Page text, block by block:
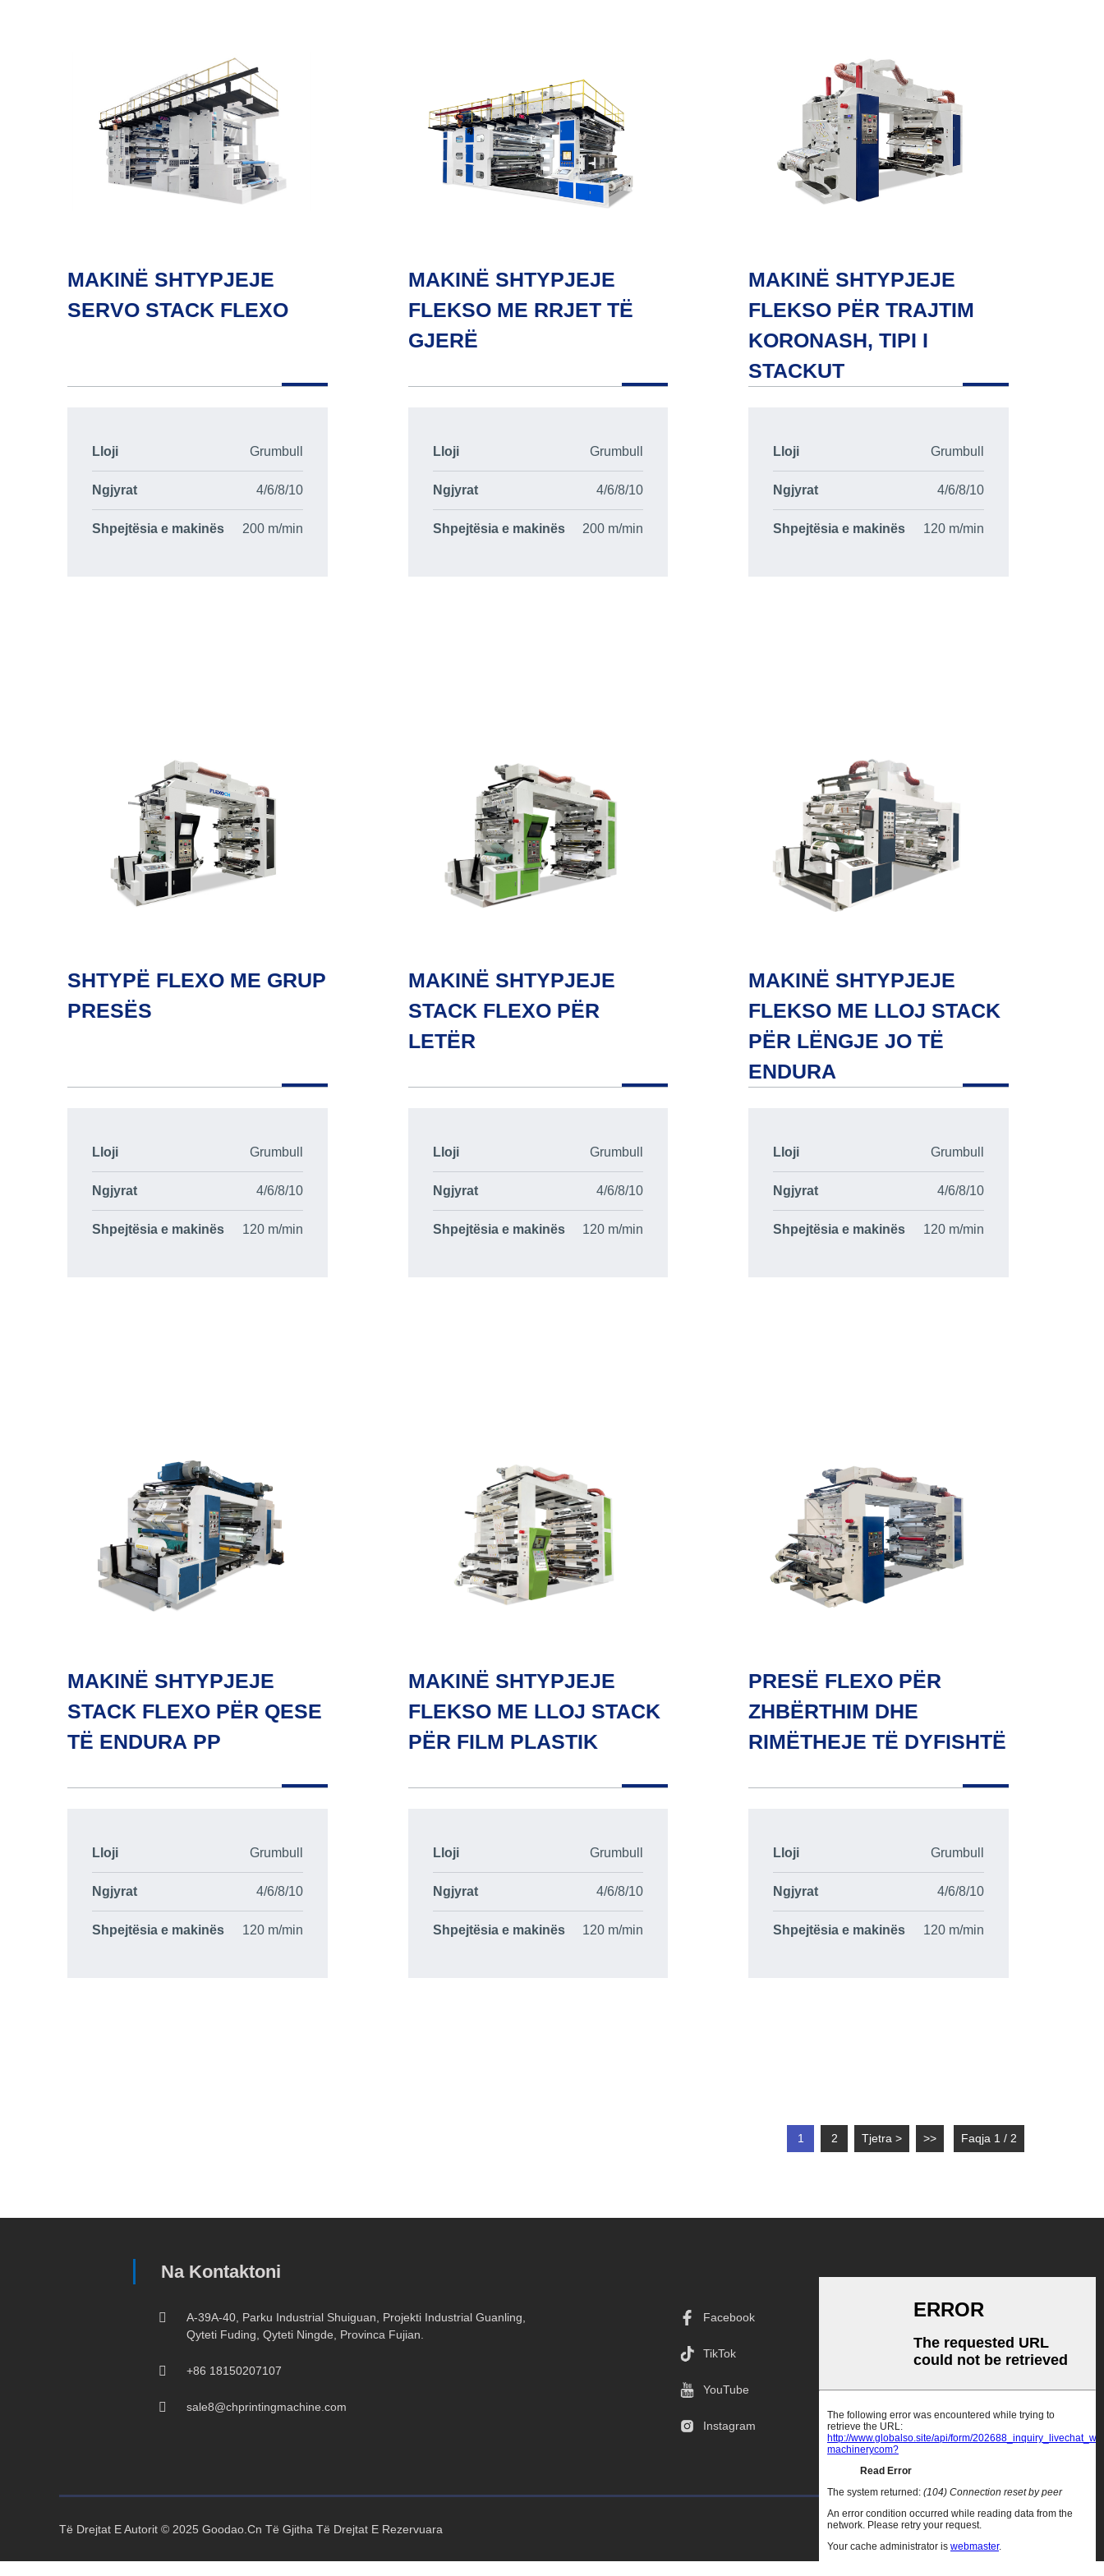
MAKINË SHTYPJEJE
SERVO STACK FLEXO
Lloji Grumbull
Ngjyrat 4/6/8/10
Shpejtësia e makinës 200 m/min
MAKINË SHTYPJEJE
FLEKSO ME RRJET TË
GJERË
Lloji Grumbull
Ngjyrat 4/6/8/10
Shpejtësia e makinës 200 m/min
MAKINË SHTYPJEJE
FLEKSO PËR TRAJTIM
KORONASH, TIPI I
STACKUT
Lloji Grumbull
Ngjyrat 4/6/8/10
Shpejtësia e makinës 120 m/min
SHTYPË FLEXO ME GRUP
PRESËS
Lloji Grumbull
Ngjyrat 4/6/8/10
Shpejtësia e makinës 120 m/min
MAKINË SHTYPJEJE
STACK FLEXO PËR
LETËR
Lloji Grumbull
Ngjyrat 4/6/8/10
Shpejtësia e makinës 120 m/min
MAKINË SHTYPJEJE
FLEKSO ME LLOJ STACK
PËR LËNGJE JO TË
ENDURA
Lloji Grumbull
Ngjyrat 4/6/8/10
Shpejtësia e makinës 120 m/min
MAKINË SHTYPJEJE
STACK FLEXO PËR QESE
TË ENDURA PP
Lloji Grumbull
Ngjyrat 4/6/8/10
Shpejtësia e makinës 120 m/min
MAKINË SHTYPJEJE
FLEKSO ME LLOJ STACK
PËR FILM PLASTIK
Lloji Grumbull
Ngjyrat 4/6/8/10
Shpejtësia e makinës 120 m/min
PRESË FLEXO PËR
ZHBËRTHIM DHE
RIMËTHEJE TË DYFISHTË
Lloji Grumbull
Ngjyrat 4/6/8/10
Shpejtësia e makinës 120 m/min
1 2 Tjetra > >> Faqja 1 / 2
Na Kontaktoni
A-39A-40, Parku Industrial Shuiguan, Projekti Industrial Guanling,
Qyteti Fuding, Qyteti Ningde, Provinca Fujian.
+86 18150207107
sale8@chprintingmachine.com
Facebook
TikTok
YouTube
Instagram
Të Drejtat E Autorit © 2025 Goodao.Cn Të Gjitha Të Drejtat E Rezervuara